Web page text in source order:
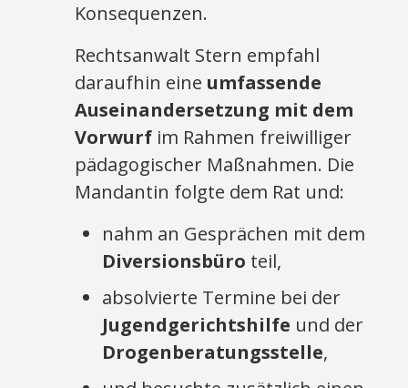
Konsequenzen.
Rechtsanwalt Stern empfahl
daraufhin eine umfassende
Auseinandersetzung mit dem
Vorwurf im Rahmen freiwilliger
pädagogischer Maßnahmen. Die
Mandantin folgte dem Rat und:
nahm an Gesprächen mit dem
Diversionsbüro teil,
absolvierte Termine bei der
Jugendgerichtshilfe und der
Drogenberatungsstelle,